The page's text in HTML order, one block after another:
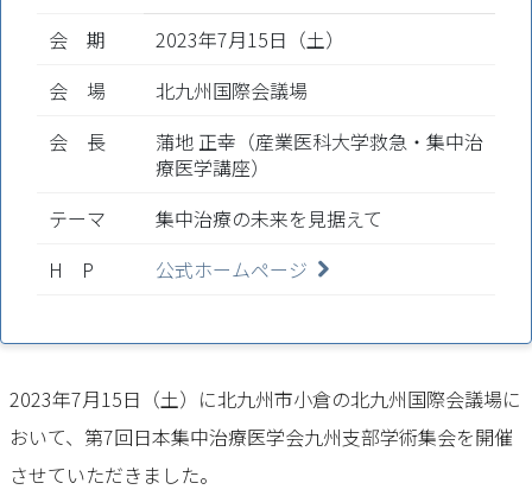
会 期
2023年7月15日（土）
会 場
北九州国際会議場
会 長
蒲地 正幸（産業医科大学救急・集中治
療医学講座）
テーマ
集中治療の未来を見据えて
H P
公式ホームページ
2023年7月15日（土）に北九州市小倉の北九州国際会議場に
おいて、第7回日本集中治療医学会九州支部学術集会を開催
させていただきました。